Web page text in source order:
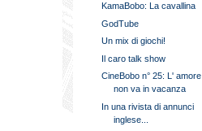
KamaBobo: La cavallina
GodTube
Un mix di giochi!
Il caro talk show
CineBobo n° 25: L' amore
non va in vacanza
In una rivista di annunci
inglese...